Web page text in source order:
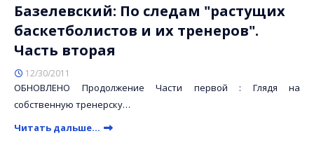
Базелевский: По следам "растущих
баскетболистов и их тренеров".
Часть вторая
12/30/2011
ОБНОВЛЕНО Продолжение Части первой : Глядя на
собственную тренерску…
Читать дальше...